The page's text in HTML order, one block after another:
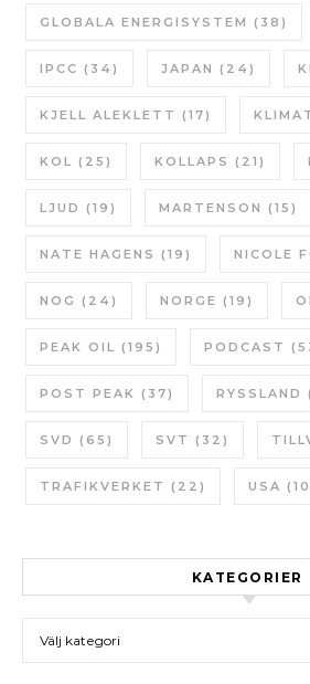
GLOBALA ENERGISYSTEM (38)
IPCC (34) JAPAN (24)
KJELL ALEKLETT (17)
KOL (25) KOLLAPS (21)
LJUD (19) MARTENSON (15)
NATE HAGENS (19) NICOLE
NOG (24) NORGE (19)
PEAK OIL (195) PODCAST
POST PEAK (37) RYSSLAND
SVD (65) SVT (32)
TRAFIKVERKET (22) USA
KATEGORIER